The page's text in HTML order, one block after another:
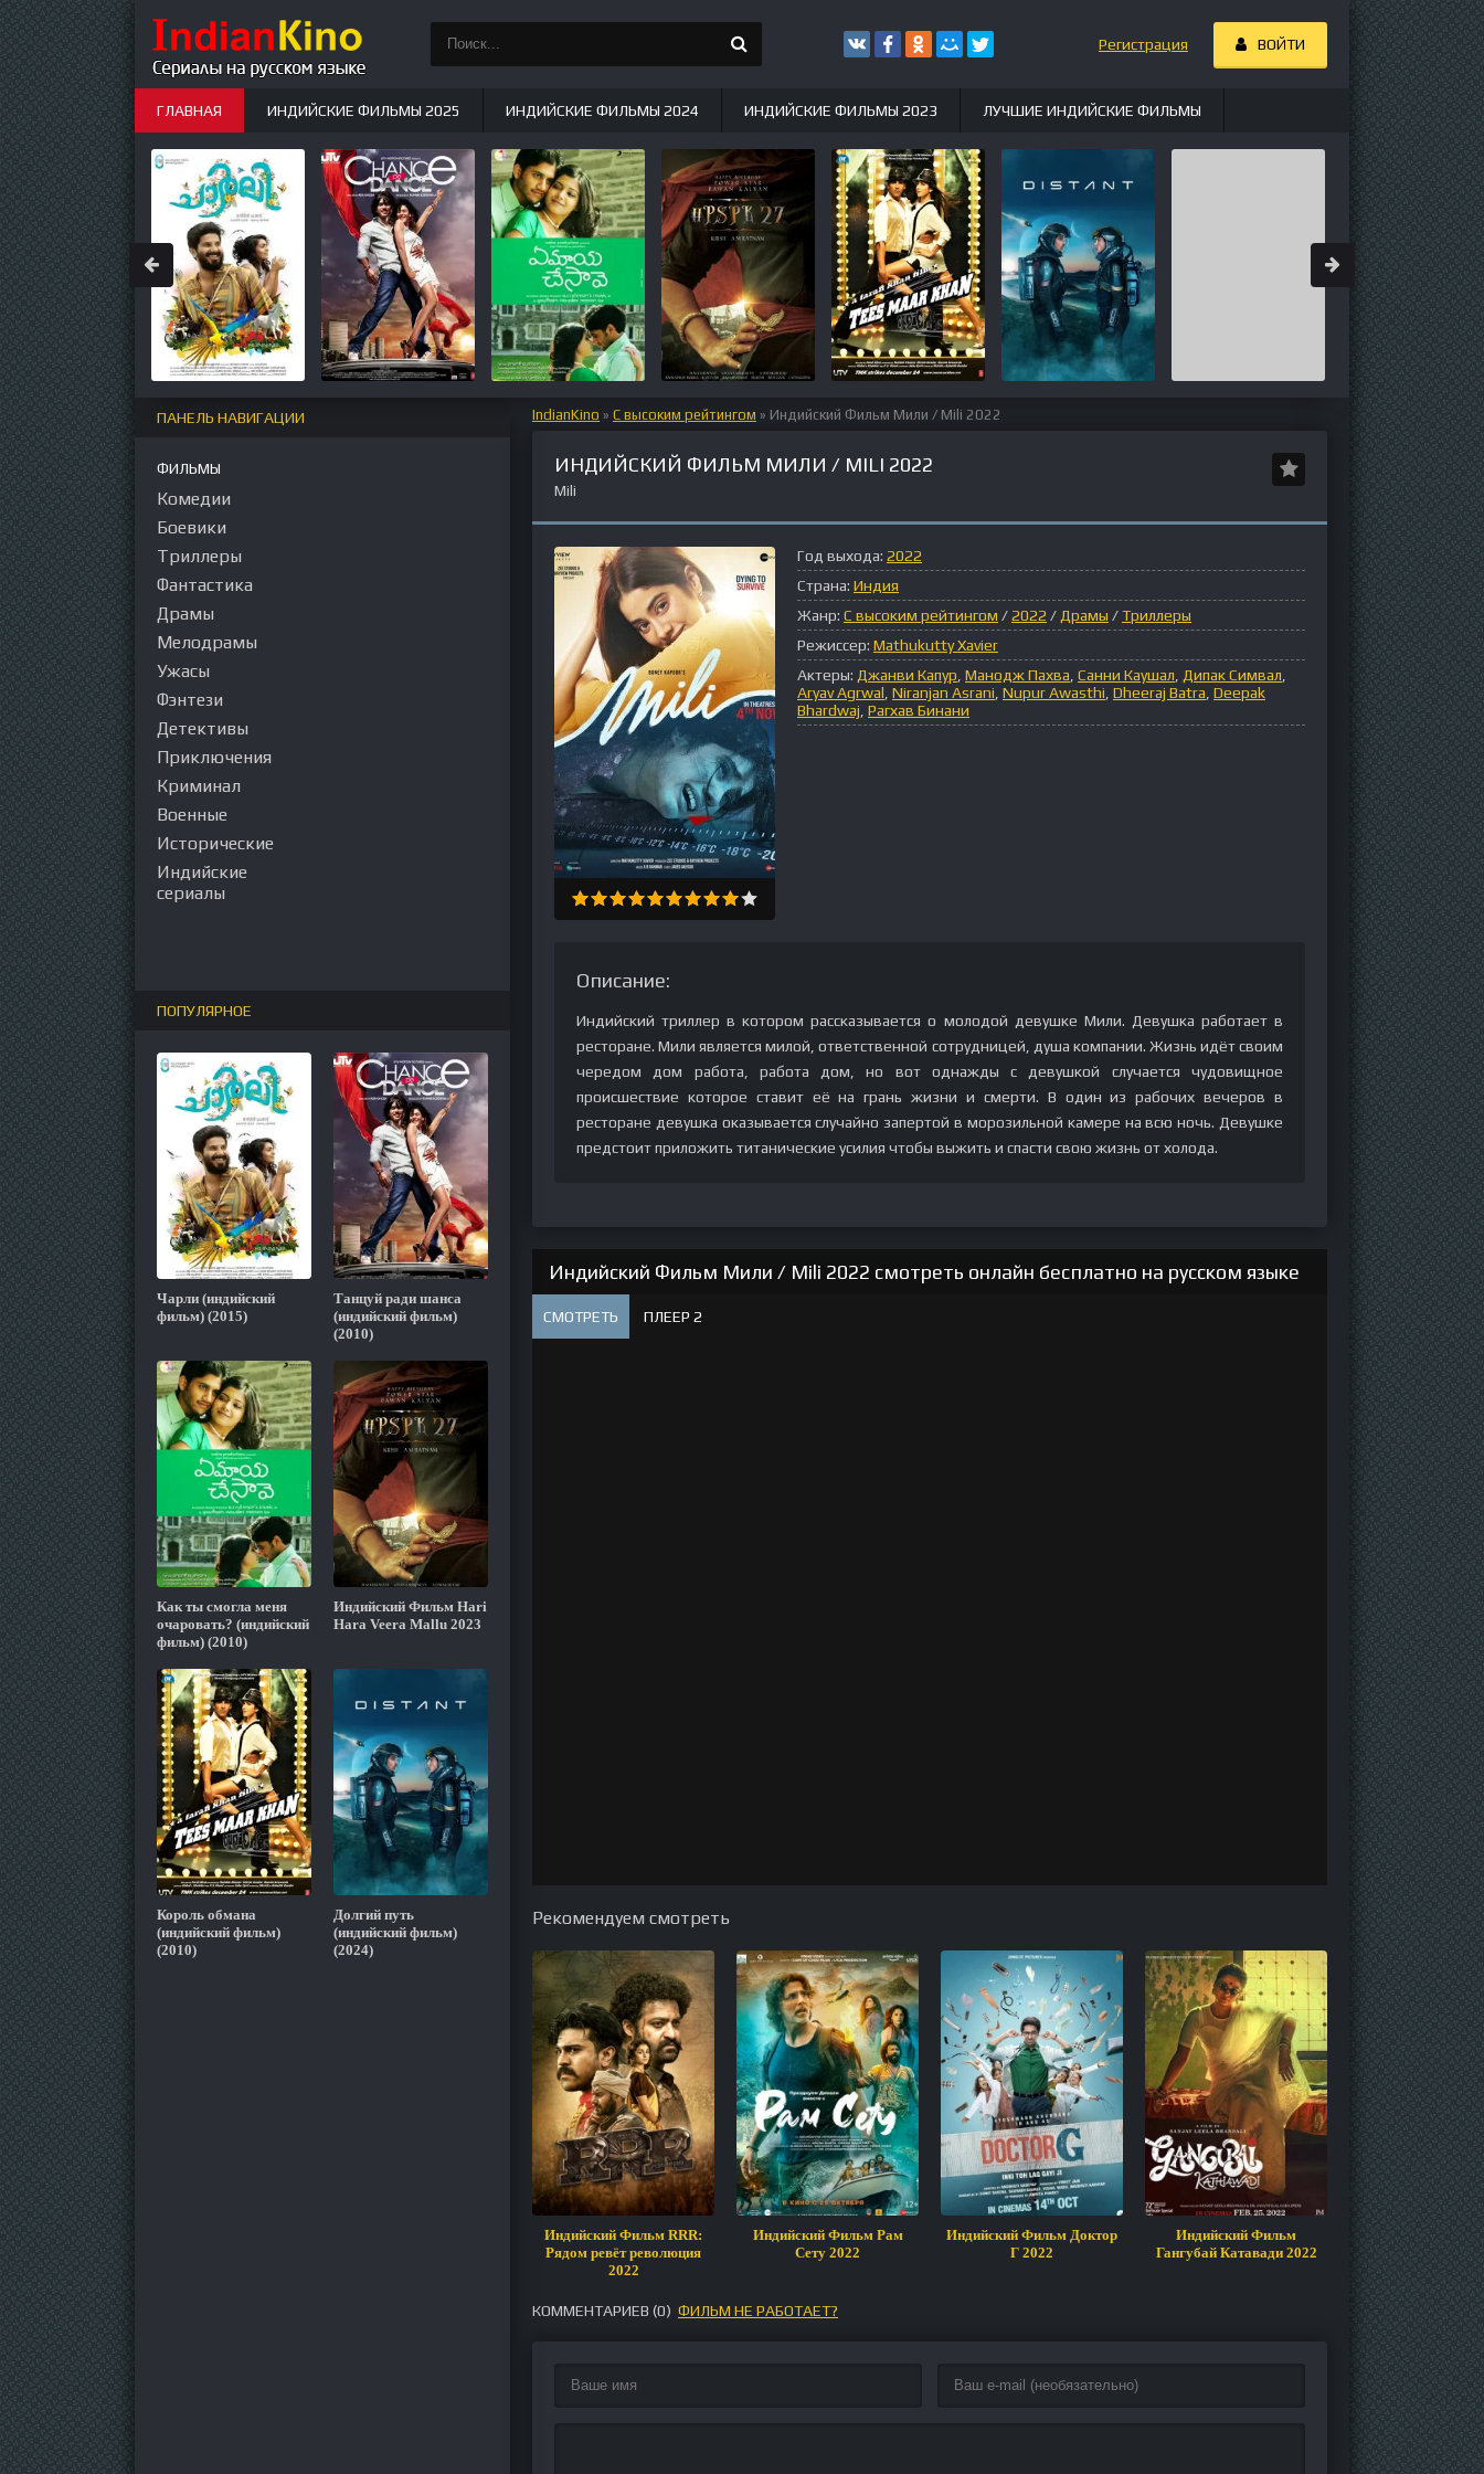
IndianKino » С высоким рейтингом » Индийский Фильм Мили / Mili 2022
ИНДИЙСКИЙ ФИЛЬМ МИЛИ / MILI 2022
Mili
Год выхода: 2022
Страна: Индия
Жанр: С высоким рейтингом /2022 / Драмы /Триллеры
Режиссер: Mathukutty Xavier
Актеры: Джанви Капур Манодж Пахва Санни Каушал Дипак Симвал
Aryav Agrwal Niranjan Asrani Nupur Awasthi Dheeraj Batra Deepak
Bhardwaj Рагхав Бинани
Описание:
Индийский триллер в котором рассказывается о молодой девушке Мили. Девушка работает в
ресторане. Мили является милой, ответственной сотрудницей, душа компании. Жизнь идёт своим
чередом дом работа, работа дом, но вот однажды с девушкой случается чудовищное
происшествие которое ставит её на грань жизни и смерти. В один из рабочих вечеров в
ресторане девушка оказывается случайно запертой в морозильной камере на всю ночь. Девушке
предстоит приложить титанические усилия чтобы выжить и спасти свою жизнь от холода.
Индийский Фильм Мили / Mili 2022 смотреть онлайн бесплатно на русском языке
СМОТРЕТЬ ПЛЕЕР 2
Рекомендуем смотреть
Индийский Фильм RRR:
Рядом ревёт революция
2022
Индийский Фильм Рам
Сету 2022
Индийский Фильм Доктор
Г 2022
Индийский Фильм
Гангубай Катавади 2022
Индийский Фильм
2023
КОММЕНТАРИЕВ (0) ФИЛЬМ НЕ РАБОТАЕТ?
ПАНЕЛЬ НАВИГАЦИИ
ФИЛЬМЫ
Комедии
Боевики
Триллеры
Фантастика
Драмы
Мелодрамы
Ужасы
Фэнтези
Детективы
Приключения
Криминал
Военные
Исторические
Индийские
сериалы
ПОПУЛЯРНОЕ
Чарли (индийский
фильм) (2015)
Танцуй ради шанса
(индийский фильм)
(2010)
Как ты смогла меня
очаровать? (индийский
фильм) (2010)
Индийский Фильм Hari
Hara Veera Mallu 2023
Король обмана
(индийский фильм)
(2010)
Долгий путь
(индийский фильм)
(2024)
Регистрация ВОЙТИ
ГЛАВНАЯ ИНДИЙСКИЕ ФИЛЬМЫ 2025 ИНДИЙСКИЕ ФИЛЬМЫ 2024 ИНДИЙСКИЕ ФИЛЬМЫ 2023 ЛУЧШИЕ ИНДИЙСКИЕ ФИЛЬМЫ
ИНДИЙСКИЕ СЕРИАЛЫ НОВЫЕ